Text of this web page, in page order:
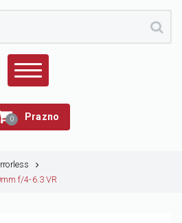
0 Prazno
f/4-6.3 VR